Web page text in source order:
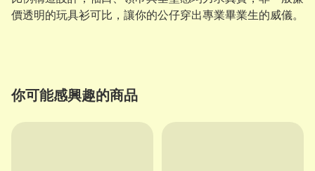
價透明的玩具衫可比，讓你的公仔穿出專業畢業生的威儀。
你可能感興趣的商品